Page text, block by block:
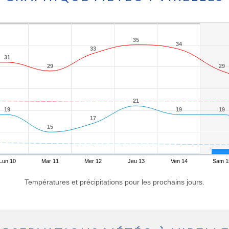
31
31
29
29
33
33
35
35
34
34
29
29
19
19
15
15
17
17
21
21
19
19 19
19
10 Mar 11 Mer 12 Jeu 13 Ven 14 Sam
Températures et précipitations pour les prochains jours.